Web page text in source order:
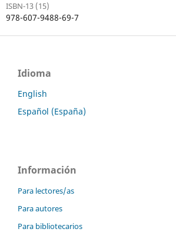
ISBN-13 (15)
978-607-9488-69-7
Idioma
English
Español (España)
Información
Para lectores/as
Para autores
Para bibliotecarios